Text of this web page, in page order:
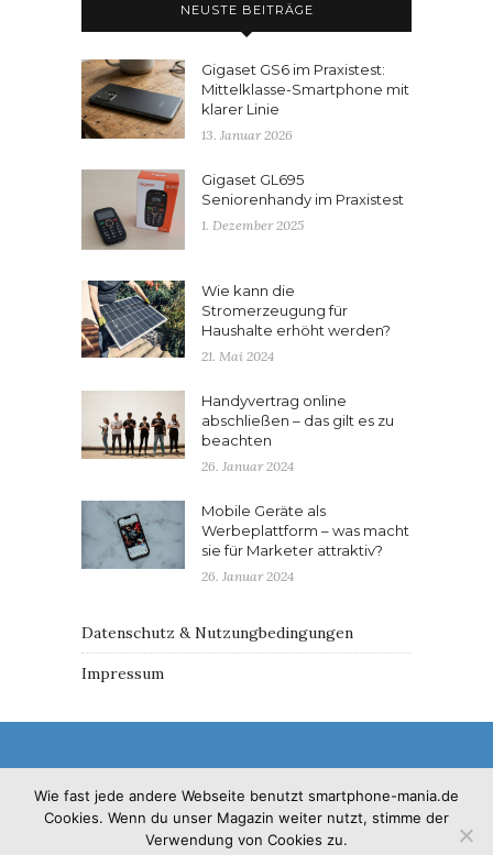
NEUSTE BEITRÄGE
Gigaset GS6 im Praxistest:
Mittelklasse-Smartphone mit
klarer Linie
13. Januar 2026
Gigaset GL695
Seniorenhandy im Praxistest
1. Dezember 2025
Wie kann die
Stromerzeugung für
Haushalte erhöht werden?
21. Mai 2024
Handyvertrag online
abschließen – das gilt es zu
beachten
26. Januar 2024
Mobile Geräte als
Werbeplattform – was macht
sie für Marketer attraktiv?
26. Januar 2024
Datenschutz & Nutzungbedingungen
Impressum
© 2017 - Solo Pine. All Rights Reserved. Designed &
Wie fast jede andere Webseite benutzt smartphone-mania.de
Cookies. Wenn du unser Magazin weiter nutzt, stimme der
Verwendung von Cookies zu.